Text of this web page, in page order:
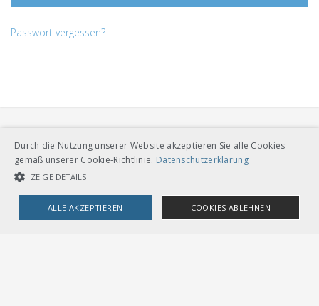
Passwort vergessen?
VERBAND ÖFFENTLICHER VERKEHR
Dählhölzliweg 12
CH-3005 Bern
Durch die Nutzung unserer Website akzeptieren Sie alle Cookies
gemäß unserer Cookie-Richtlinie. Datenschutzerklärung
ZEIGE DETAILS
ALLE AKZEPTIEREN COOKIES ABLEHNEN